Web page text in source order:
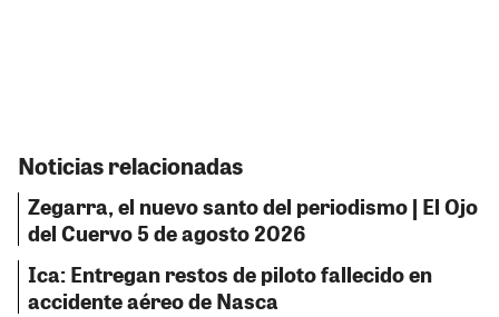
Noticias relacionadas
Zegarra, el nuevo santo del periodismo | El Ojo
del Cuervo 5 de agosto 2026
Ica: Entregan restos de piloto fallecido en
accidente aéreo de Nasca